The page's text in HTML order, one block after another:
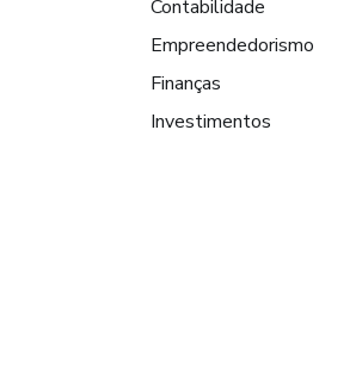
Contabilidade
Empreendedorismo
Finanças
Investimentos